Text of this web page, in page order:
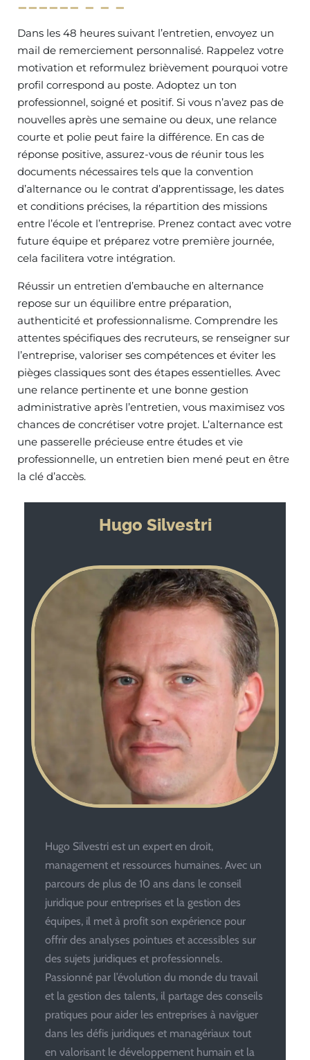
Dans les 48 heures suivant l’entretien, envoyez un
mail de remerciement personnalisé. Rappelez votre
motivation et reformulez brièvement pourquoi votre
profil correspond au poste. Adoptez un ton
professionnel, soigné et positif. Si vous n’avez pas de
nouvelles après une semaine ou deux, une relance
courte et polie peut faire la différence. En cas de
réponse positive, assurez-vous de réunir tous les
documents nécessaires tels que la convention
d’alternance ou le contrat d’apprentissage, les dates
et conditions précises, la répartition des missions
entre l’école et l’entreprise. Prenez contact avec votre
future équipe et préparez votre première journée,
cela facilitera votre intégration.
Réussir un entretien d’embauche en alternance
repose sur un équilibre entre préparation,
authenticité et professionnalisme. Comprendre les
attentes spécifiques des recruteurs, se renseigner sur
l’entreprise, valoriser ses compétences et éviter les
pièges classiques sont des étapes essentielles. Avec
une relance pertinente et une bonne gestion
administrative après l’entretien, vous maximisez vos
chances de concrétiser votre projet. L’alternance est
une passerelle précieuse entre études et vie
professionnelle, un entretien bien mené peut en être
la clé d’accès.
Hugo Silvestri
Hugo Silvestri est un expert en droit,
management et ressources humaines. Avec un
parcours de plus de 10 ans dans le conseil
juridique pour entreprises et la gestion des
équipes, il met à profit son expérience pour
offrir des analyses pointues et accessibles sur
des sujets juridiques et professionnels.
Passionné par l’évolution du monde du travail
et la gestion des talents, il partage des conseils
pratiques pour aider les entreprises à naviguer
dans les défis juridiques et managériaux tout
en valorisant le développement humain et la